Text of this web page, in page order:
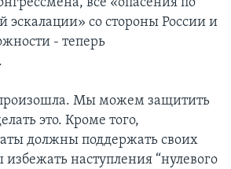
все «опасения по
эскалации» со стороны России и
- теперь
Мы можем защитить
это. Кроме того,
должны поддержать своих
наступления “нулевого